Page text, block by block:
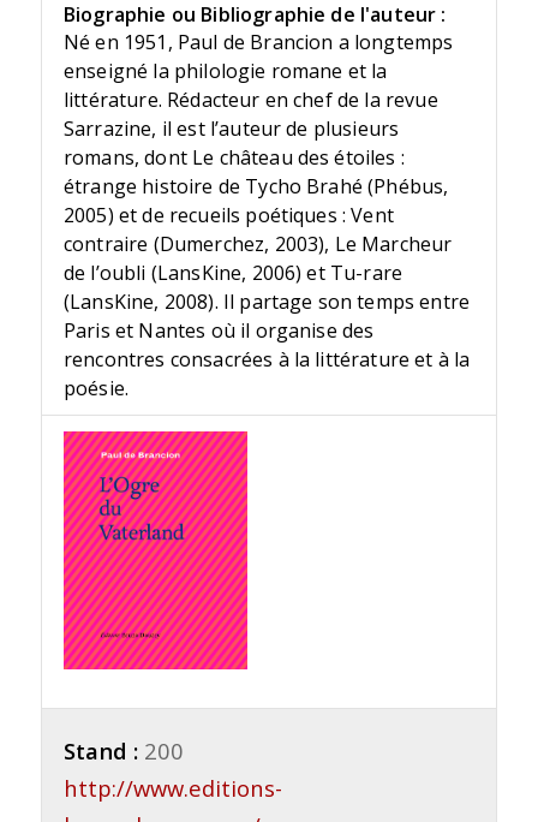
Biographie ou Bibliographie de l'auteur :
Né en 1951, Paul de Brancion a longtemps
enseigné la philologie romane et la
littérature. Rédacteur en chef de la revue
Sarrazine, il est l’auteur de plusieurs
romans, dont Le château des étoiles :
étrange histoire de Tycho Brahé (Phébus,
2005) et de recueils poétiques : Vent
contraire (Dumerchez, 2003), Le Marcheur
de l’oubli (LansKine, 2006) et Tu-rare
(LansKine, 2008). Il partage son temps entre
Paris et Nantes où il organise des
rencontres consacrées à la littérature et à la
poésie.
Stand : 200
http://www.editions-